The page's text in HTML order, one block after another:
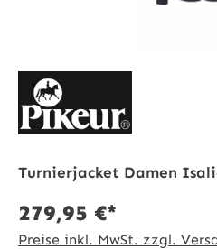
Turnierjacket Damen
279,95 €*
Preise inkl. MwSt. zzgl.